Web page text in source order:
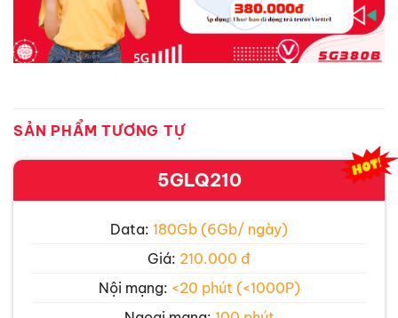
SẢN PHẨM TƯƠNG TỰ
5GLQ210
Data: 180Gb (6Gb/ ngày)
Giá: 210.000 đ
Nội mạng: <20 phút (<1000P)